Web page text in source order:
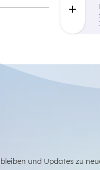
und Updates zu